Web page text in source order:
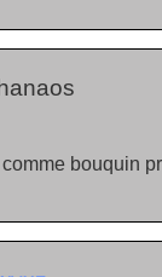
bouquin